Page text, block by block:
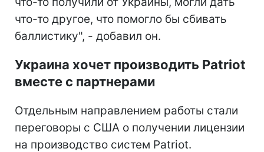
что-то другое, что помогло бы сбивать
баллистику", - добавил он.
Украина хочет производить Patriot
вместе с партнерами
Отдельным направлением работы стали
переговоры с США о получении лицензии
на производство систем Patriot.